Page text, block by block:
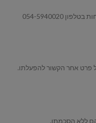
7. הנהלת האתר תעשה כמיטב יכולתה לספק מוצרים איכותיים במועד המבוקש. אם הלקוח סבורה כי המוצרים שרכש באמצעות האתר או השירותים לוקים בפגם כלשהו, הוא מוזמן לפנות לשירות הלקוחות בטלפון 054-5940020